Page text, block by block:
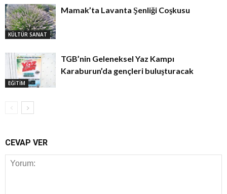
KÜLTÜR SANAT
Mamak’ta Lavanta Şenliği Coşkusu
EĞİTİM
TGB’nin Geleneksel Yaz Kampı
Karaburun’da gençleri buluşturacak
CEVAP VER